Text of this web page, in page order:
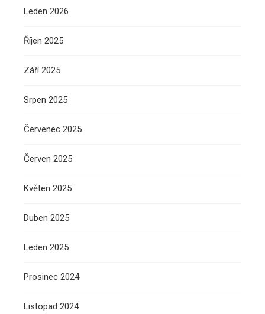
Leden 2026
Říjen 2025
Září 2025
Srpen 2025
Červenec 2025
Červen 2025
Květen 2025
Duben 2025
Leden 2025
Prosinec 2024
Listopad 2024